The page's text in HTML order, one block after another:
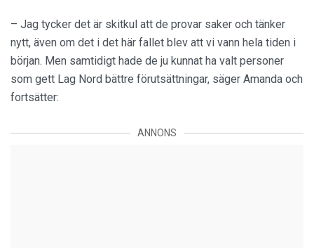
– Jag tycker det är skitkul att de provar saker och tänker
nytt, även om det i det här fallet blev att vi vann hela tiden i
början. Men samtidigt hade de ju kunnat ha valt personer
som gett Lag Nord bättre förutsättningar, säger Amanda och
fortsätter:
ANNONS